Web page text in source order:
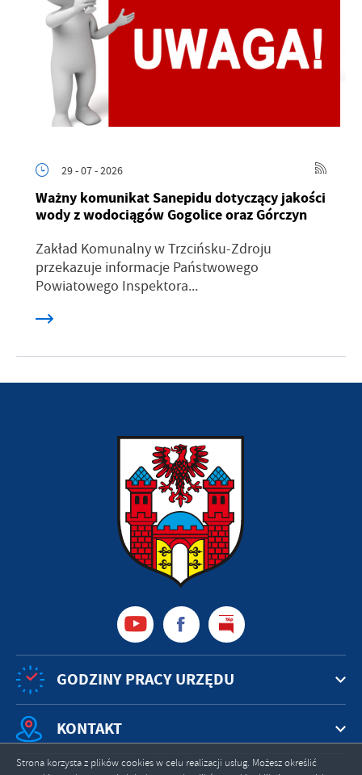
29 - 07 - 2026
Ważny komunikat Sanepidu dotyczący jakości
wody z wodociągów Gogolice oraz Górczyn
Zakład Komunalny w Trzcińsku-Zdroju
przekazuje informacje Państwowego
Powiatowego Inspektora...
GODZINY PRACY URZĘDU
KONTAKT
Strona korzysta z plików cookies w celu realizacji usług. Możesz określić